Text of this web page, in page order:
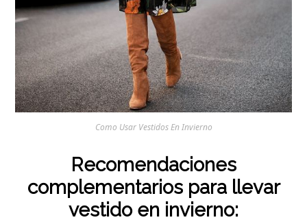
Como Usar Vestidos En Invierno
Recomendaciones
complementarios para llevar
vestido en invierno: